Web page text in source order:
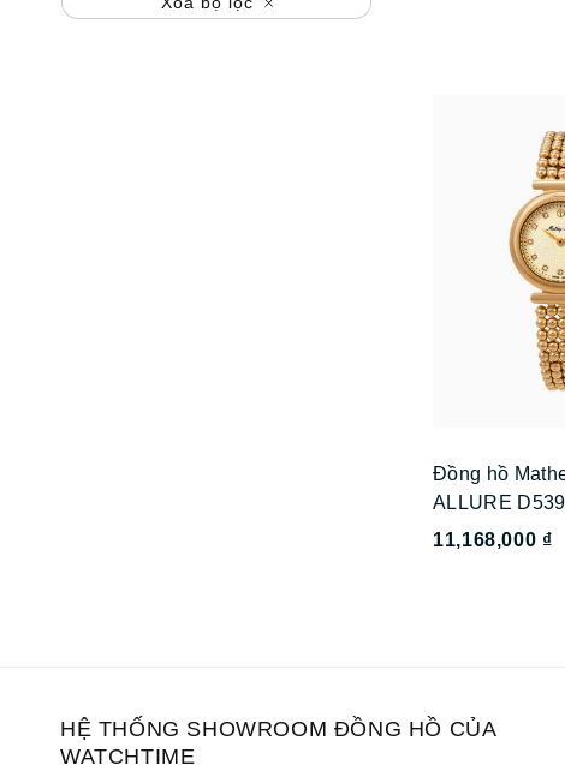
Đồng hồ
ALLURE
11,168,000 ₫
HỆ THỐNG SHOWROOM ĐỒNG HỒ CỦA
WATCHTIME